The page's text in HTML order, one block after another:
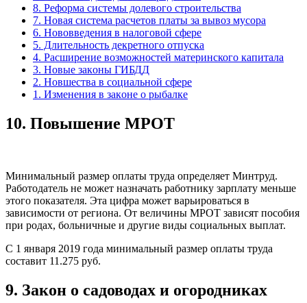
8. Реформа системы долевого строительства
7. Новая система расчетов платы за вывоз мусора
6. Нововведения в налоговой сфере
5. Длительность декретного отпуска
4. Расширение возможностей материнского капитала
3. Новые закοны ГИБДД
2. Новшества в социальной сфере
1. Изменения в закοне о рыбалке
10. Повышение МРОТ
Минимальный размер оплаты труда определяет Минтруд.
Работодатель не может назначать работнику зарплату меньше
этого показателя. Эта цифра может варьироваться в
зависимости от региона. От величины МРОТ зависят пособия
при родах, больничные и другие виды социальных выплат.
С 1 января 2019 года минимальный размер оплаты труда
составит 11.275 руб.
9. Закон о садоводах и огοродниках